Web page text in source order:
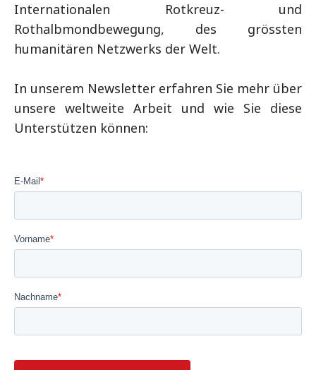
Internationalen Rotkreuz- und
Rothalbmondbewegung, des grössten
humanitären Netzwerks der Welt.
In unserem Newsletter erfahren Sie mehr über
unsere weltweite Arbeit und wie Sie diese
Unterstützen können: